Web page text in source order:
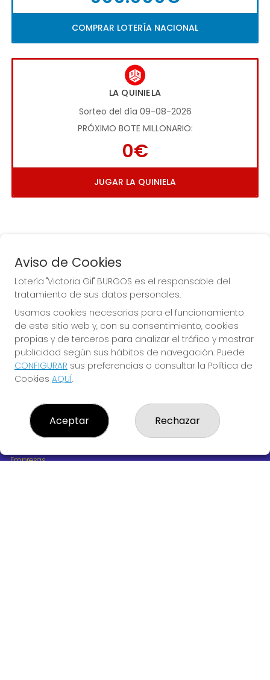
COMPRAR LOTERÍA NACIONAL
LA QUINIELA
Sorteo del día 09-08-2026
PRÓXIMO BOTE MILLONARIO:
0€
JUGAR LA QUINIELA
La de la Antigua de
Gamonal
¿Quiénes somos?
Comprar lotería
Resultados
Empresas
Aviso de Cookies
Lotería "Victoria Gil" BURGOS es el responsable del
tratamiento de sus datos personales.
Usamos cookies necesarias para el funcionamiento
de este sitio web y, con su consentimiento, cookies
propias y de terceros para analizar el tráfico y mostrar
publicidad según sus hábitos de navegación. Puede
CONFIGURAR sus preferencias o consultar la Política de
Cookies AQUÍ.
Aceptar Rechazar